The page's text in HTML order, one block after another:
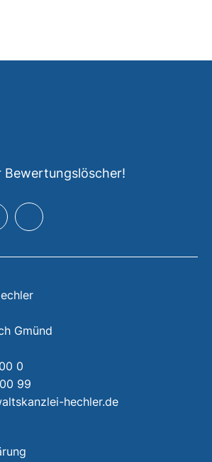
Bewertungslöscher!
Gmünd
0
99
hechler.de